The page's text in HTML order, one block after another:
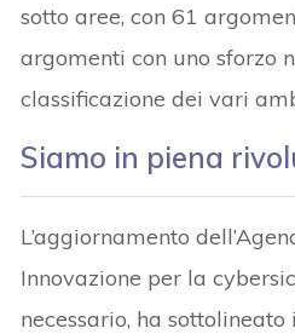
sotto aree, con 61
argomenti con uno sforzo
classificazione dei vari
Siamo in piena
L’aggiornamento
Innovazione per la
necessario, ha sottolineato